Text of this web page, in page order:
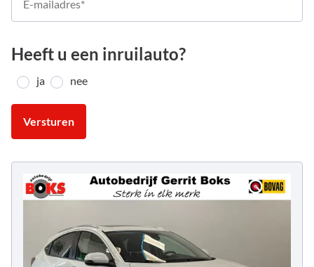
Heeft u een inruilauto?
ja nee
Versturen